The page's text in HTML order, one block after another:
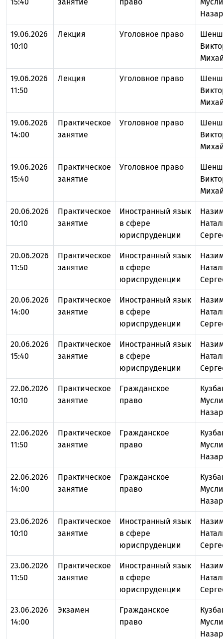
19.06.2026
10:10
Лекция Уголовное право
19.06.2026
11:50
Лекция Уголовное право
19.06.2026
14:00
Практическое
занятие
Уголовное право
19.06.2026
15:40
Практическое
занятие
Уголовное право
20.06.2026
10:10
Практическое
занятие
Иностранный язык
в сфере
юриспруденции
20.06.2026
11:50
Практическое
занятие
Иностранный язык
в сфере
юриспруденции
20.06.2026
14:00
Практическое
занятие
Иностранный язык
в сфере
юриспруденции
20.06.2026
15:40
Практическое
занятие
Иностранный язык
в сфере
юриспруденции
22.06.2026
10:10
Практическое
занятие
Гражданское
право
22.06.2026
11:50
Практическое
занятие
Гражданское
право
22.06.2026
14:00
Практическое
занятие
Гражданское
право
23.06.2026
10:10
Практическое
занятие
Иностранный язык
в сфере
юриспруденции
23.06.2026
11:50
Практическое
занятие
Иностранный язык
в сфере
юриспруденции
23.06.2026
14:00
Экзамен
Гражданское
право